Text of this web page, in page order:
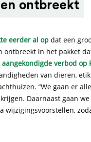
ontbreekt
eerder al op dat een
ontbreekt in het pakket
aangekondigde verbod op
van dieren,
“We gaan er
Daarnaast gaan
wijzigingsvoorstellen,